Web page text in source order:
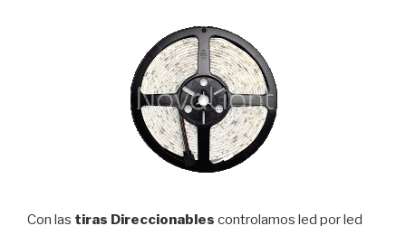
Con las tiras Direccionables controlamos led por led